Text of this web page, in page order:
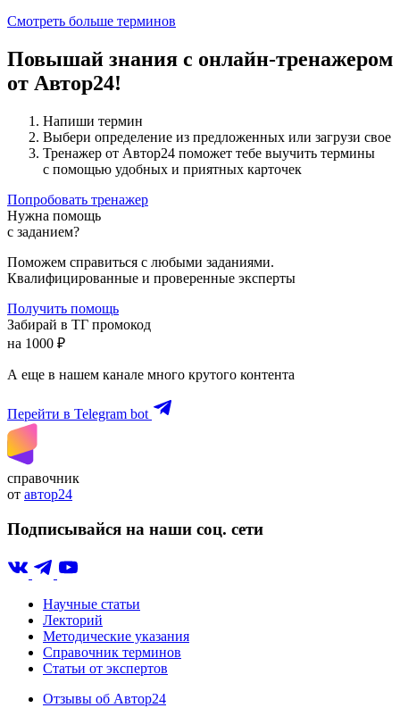
Смотреть больше терминов
Повышай знания с онлайн-тренажером
от Автор24!
Напиши термин
Выбери определение из предложенных или загрузи свое
Тренажер от Автор24 поможет тебе выучить термины
с помощью удобных и приятных карточек
Попробовать тренажер
Нужна помощь
с заданием?
Поможем справиться с любыми заданиями.
Квалифицированные и проверенные эксперты
Получить помощь
Забирай в ТГ промокод
на 1000 ₽
А еще в нашем канале много крутого контента
Перейти в Telegram bot
справочник
от автор24
Подписывайся на наши соц. сети
Научные статьи
Лекторий
Методические указания
Справочник терминов
Статьи от экспертов
Отзывы об Автор24